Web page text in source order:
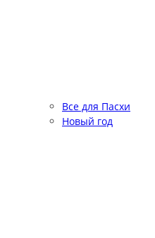
Все для Пасхи
Новый год